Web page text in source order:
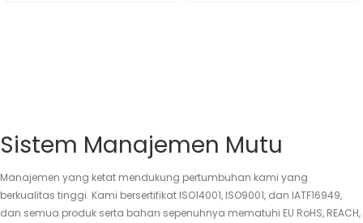
Sistem Manajemen Mutu
Manajemen yang ketat mendukung pertumbuhan kami yang
berkualitas tinggi. Kami bersertifikat ISO14001, ISO9001, dan IATF16949,
dan semua produk serta bahan sepenuhnya mematuhi EU RoHS, REACH,